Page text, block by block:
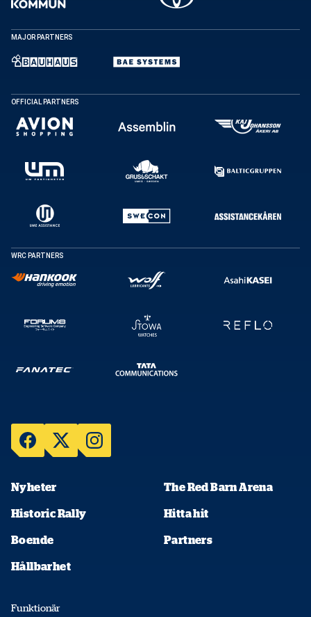
MAJOR PARTNERS
OFFICIAL PARTNERS
WRC PARTNERS
Nyheter The Red Barn Arena
Historic Rally Hitta hit
Boende Partners
Hållbarhet
Funktionär
DELA